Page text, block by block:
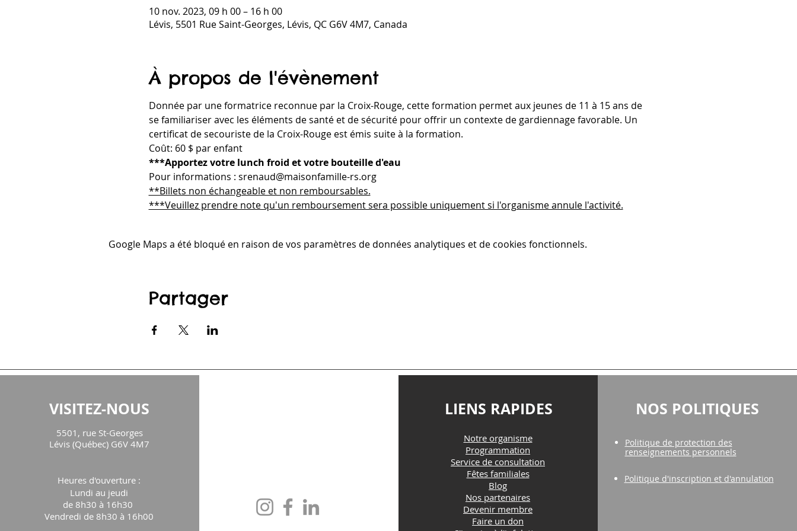
10 nov. 2023, 09 h 00 – 16 h 00
Lévis, 5501 Rue Saint-Georges, Lévis, QC G6V 4M7, Canada
À propos de l'évènement
Donnée par une formatrice reconnue par la Croix-Rouge, cette formation permet aux jeunes de 11 à 15 ans de
se familiariser avec les éléments de santé et de sécurité pour offrir un contexte de gardiennage favorable. Un
certificat de secouriste de la Croix-Rouge est émis suite à la formation.
Coût: 60 $ par enfant
***Apportez votre lunch froid et votre bouteille d'eau
Pour informations : srenaud@maisonfamille-rs.org
**Billets non échangeable et non remboursables.
***Veuillez prendre note qu'un remboursement sera possible uniquement si l'organisme annule l'activité.
Google Maps a été bloqué en raison de vos paramètres de données analytiques et de cookies fonctionnels.
Partager
VISITEZ-NOUS
5501, rue St-Georges
Lévis (Québec) G6V 4M7
Heures d'ouverture :
Lundi au jeudi
de 8h30 à 16h30
Vendredi de 8h30 à 16h00
LIENS RAPIDES
Notre organisme
Programmation
Service de consultation
Fêtes familiales
Blog
Nos partenaires
Devenir membre
Faire un don
NOS POLITIQUES
Politique de protection des
renseignements personnels
Politique d'inscription et d'annulation